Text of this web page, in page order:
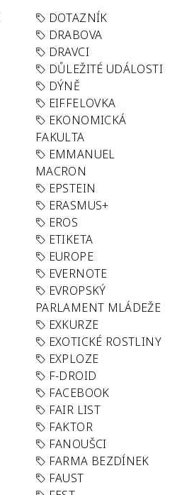
DOTAZNÍK
DRABOVA
DRAVCI
DŮLEŽITÉ UDÁLOSTI
DÝNĚ
EIFFELOVKA
EKONOMICKÁ
FAKULTA
EMMANUEL
MACRON
EPSTEIN
ERASMUS+
EROS
ETIKETA
EUROPE
EVERNOTE
EVROPSKÝ
PARLAMENT MLÁDEŽE
EXKURZE
EXOTICKÉ ROSTLINY
EXPLOZE
F-DROID
FACEBOOK
FAIR LIST
FAKTOR
FANOUŠCI
FARMA BEZDÍNEK
FAUST